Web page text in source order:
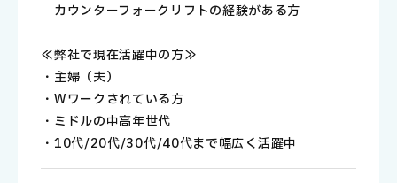
カウンターフォークリフトの経験がある方
≪弊社で現在活躍中の方≫
・主婦（夫）
・Wワークされている方
・ミドルの中高年世代
・10代/20代/30代/40代まで幅広く活躍中